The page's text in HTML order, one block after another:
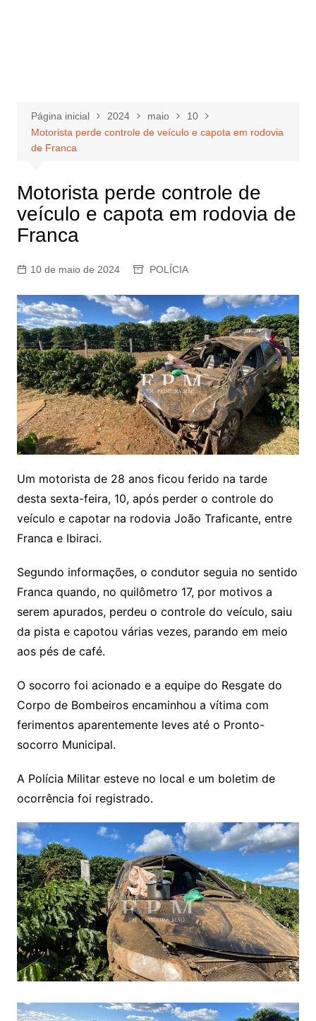
Página inicial 2024 maio
10
Motorista perde controle de veículo e capota em rodovia
de Franca
Motorista perde controle de
veículo e capota em rodovia de
Franca
10 de maio de 2024 POLÍCIA
Um motorista de 28 anos ficou ferido na tarde
desta sexta-feira, 10, após perder o controle do
veículo e capotar na rodovia João Traficante, entre
Franca e Ibiraci.
Segundo informações, o condutor seguia no sentido
Franca quando, no quilômetro 17, por motivos a
serem apurados, perdeu o controle do veículo, saiu
da pista e capotou várias vezes, parando em meio
aos pés de café.
O socorro foi acionado e a equipe do Resgate do
Corpo de Bombeiros encaminhou a vítima com
ferimentos aparentemente leves até o Pronto-
socorro Municipal.
A Polícia Militar esteve no local e um boletim de
ocorrência foi registrado.